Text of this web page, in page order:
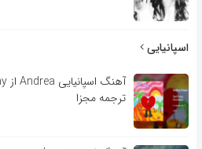
اسپانیایی
ترجمه مجزا